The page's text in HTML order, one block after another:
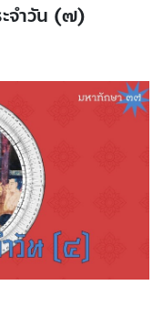
จำวัน (๗)